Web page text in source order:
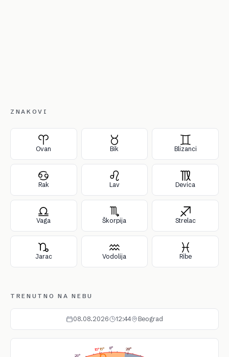
ZNAKOVI
Ovan Bik Blizanci
Rak Lav Devica
Vaga Škorpija Strelac
Jarac Vodolija Ribe
TRENUTNO NA NEBU
08.08.2026 12:44 Beograd
15° 28°
8°
15°
29°